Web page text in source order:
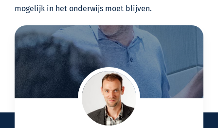
mogelijk in het onderwijs moet blijven.